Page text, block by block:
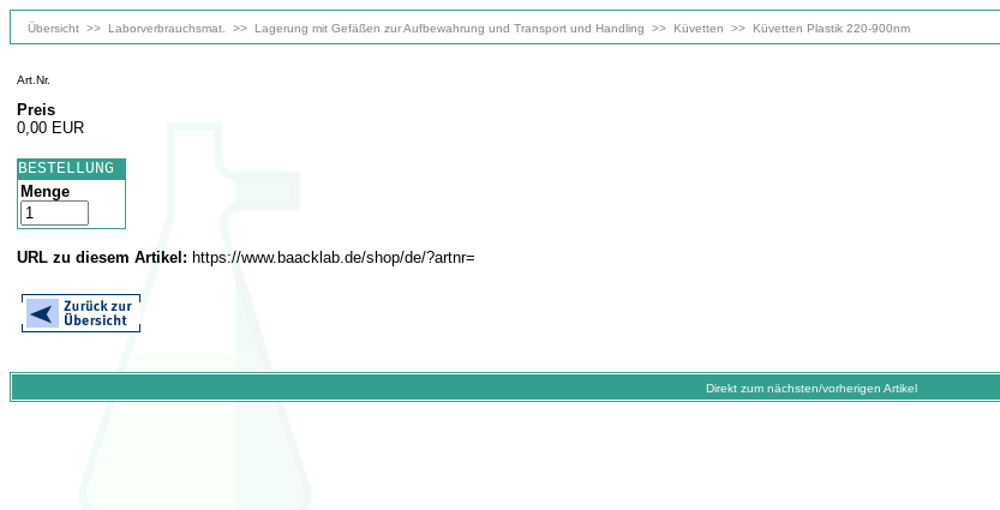
Übersicht >> Laborverbrauchsmat. >> Lagerung mit Gefäßen zur Aufbewahrung und Transport und Handling >> Küvetten >> Küvetten Plastik 220-900nm
Art.Nr.
Preis
0,00 EUR
BESTELLUNG
Menge
URL zu diesem Artikel: https://www.baacklab.de/shop/de/?artnr=
Direkt zum nächsten/vorherigen Artikel